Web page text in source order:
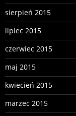
sierpień 2015
lipiec 2015
czerwiec 2015
maj 2015
kwiecień 2015
marzec 2015